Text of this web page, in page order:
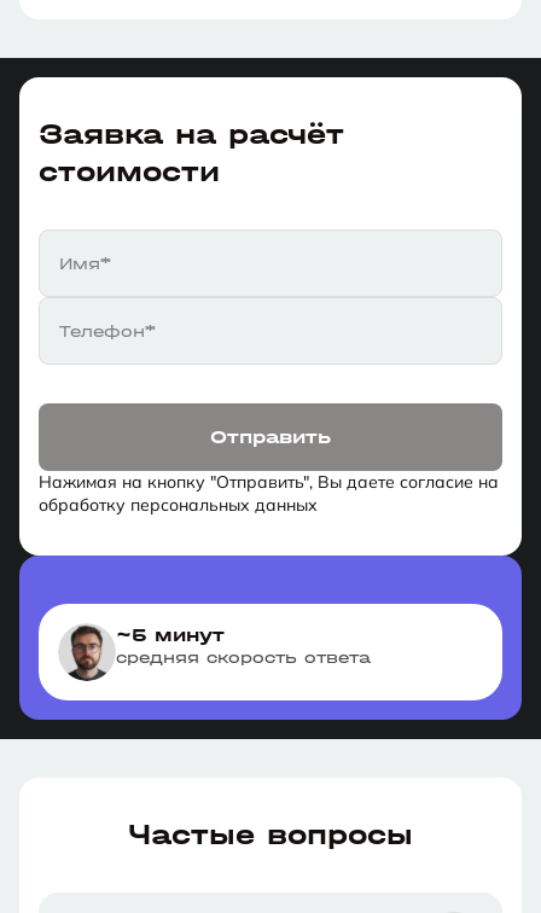
Заявка на расчёт
стоимости
Имя*
Телефон*
Отправить
Нажимая на кнопку "Отправить", Вы даете согласие на
обработку персональных данных
~5 минут
средняя скорость ответа
Частые вопросы